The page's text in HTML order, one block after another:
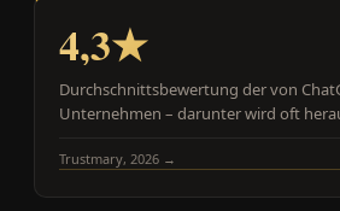
4,3★
Durchschnittsbewertung der von
Unternehmen – darunter wird oft
Trustmary, 2026 →